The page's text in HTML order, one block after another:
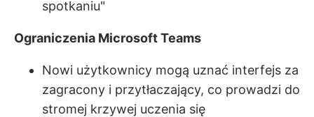
spotkaniu"
Ograniczenia Microsoft Teams
Nowi użytkownicy mogą uznać interfejs za
zagracony i przytłaczający, co prowadzi do
stromej krzywej uczenia się